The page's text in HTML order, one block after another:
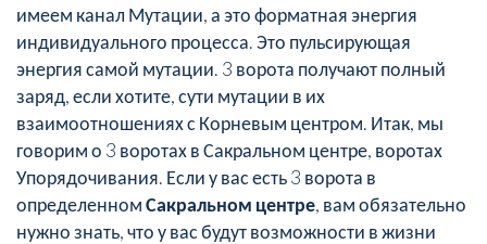
имеем канал Мутации, а это форматная энергия
индивидуального процесса. Это пульсирующая
энергия самой мутации. 3 ворота получают полный
заряд, если хотите, сути мутации в их
взаимоотношениях с Корневым центром. Итак, мы
говорим о 3 воротах в Сакральном центре, воротах
Упорядочивания. Если у вас есть 3 ворота в
определенномСакральном центре, вам обязательно
нужно знать, что у вас будут возможности в жизни